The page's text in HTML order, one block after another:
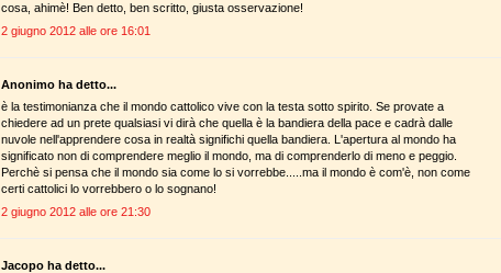
cosa, ahimè! Ben detto, ben scritto, giusta osservazione!
2 giugno 2012 alle ore 16:01
Anonimo ha detto...
è la testimonianza che il mondo cattolico vive con la testa sotto spirito. Se provate a
chiedere ad un prete qualsiasi vi dirà che quella è la bandiera della pace e cadrà dalle
nuvole nell'apprendere cosa in realtà significhi quella bandiera. L'apertura al mondo ha
significato non di comprendere meglio il mondo, ma di comprenderlo di meno e peggio.
Perchè si pensa che il mondo sia come lo si vorrebbe.....ma il mondo è com'è, non come
certi cattolici lo vorrebbero o lo sognano!
2 giugno 2012 alle ore 21:30
Jacopo ha detto...